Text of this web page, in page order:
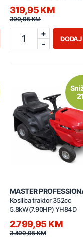
319,95 KM
399,95 KM
1
+
-
DODAJ
MASTER
Kosilica traktor 352cc
5.8kW(7.90HP) YH84D
2.799,95 KM
3.499,95 KM